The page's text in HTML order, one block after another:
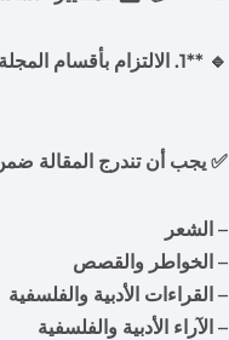
🔹 **1. الالتزام بأقسام المجلة واشتراطاتها**
✅ يجب أن تندرج المقالة
– الشعر
– الخواطر والقصص
– القراءات الأدبية والفلسفية
– الآراء الأدبية والفلسفية